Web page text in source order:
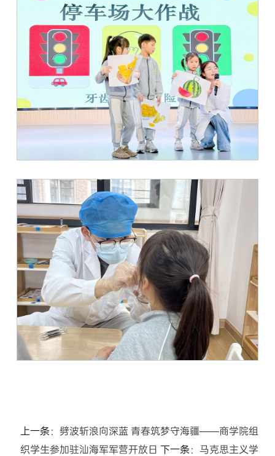
上一条： 劈波斩浪向深蓝 青春筑梦守海疆——商学院组
织学生参加驻汕海军军营开放日 下一条： 马克思主义学